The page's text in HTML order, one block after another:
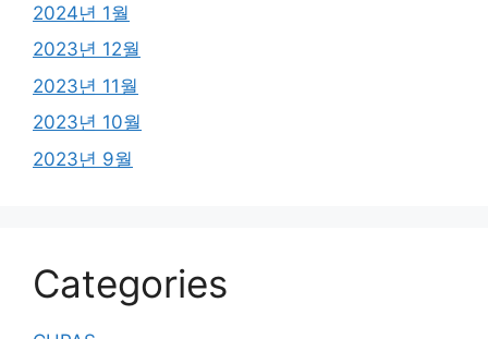
2024년 1월
2023년 12월
2023년 11월
2023년 10월
2023년 9월
Categories